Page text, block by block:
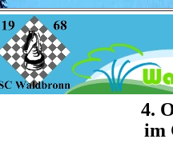
4.
im